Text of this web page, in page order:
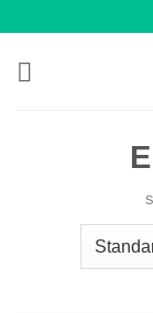
springen